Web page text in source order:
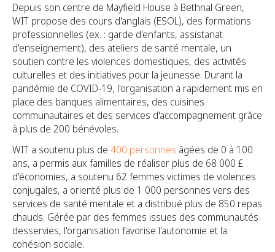
Depuis son centre de Mayfield House à Bethnal Green,
WIT propose des cours d'anglais (ESOL), des formations
professionnelles (ex. : garde d'enfants, assistanat
d'enseignement), des ateliers de santé mentale, un
soutien contre les violences domestiques, des activités
culturelles et des initiatives pour la jeunesse. Durant la
pandémie de COVID-19, l'organisation a rapidement mis en
place des banques alimentaires, des cuisines
communautaires et des services d'accompagnement grâce
à plus de 200 bénévoles.
WIT a soutenu plus de 400 personnes âgées de 0 à 100
ans, a permis aux familles de réaliser plus de 68 000 £
d'économies, a soutenu 62 femmes victimes de violences
conjugales, a orienté plus de 1 000 personnes vers des
services de santé mentale et a distribué plus de 850 repas
chauds. Gérée par des femmes issues des communautés
desservies, l'organisation favorise l'autonomie et la
cohésion sociale.